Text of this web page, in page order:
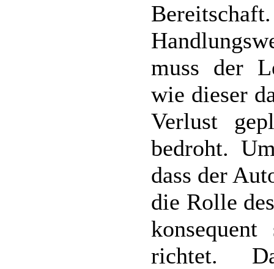
muss der
wie dieser
Verlust
bedroht.
dass der
die Rolle
richtet.